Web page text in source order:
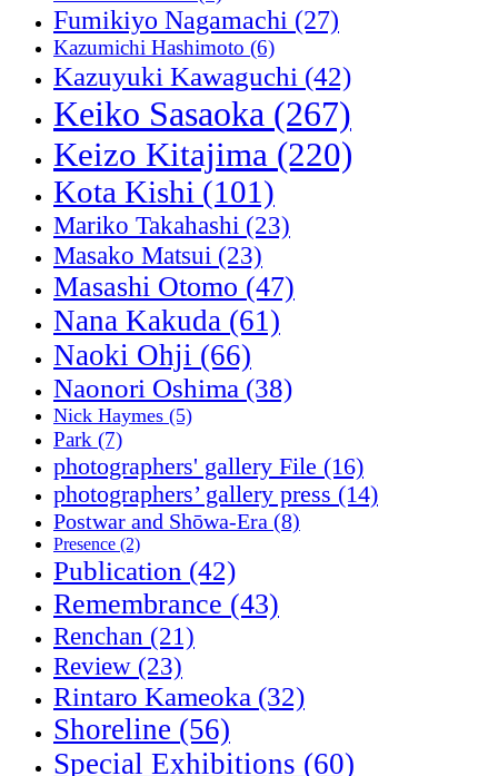
Fumikiyo Nagamachi (27)
Kazumichi Hashimoto (6)
Kazuyuki Kawaguchi (42)
Keiko Sasaoka (267)
Keizo Kitajima (220)
Kota Kishi (101)
Mariko Takahashi (23)
Masako Matsui (23)
Masashi Otomo (47)
Nana Kakuda (61)
Naoki Ohji (66)
Naonori Oshima (38)
Nick Haymes (5)
Park (7)
photographers' gallery File (16)
photographers’ gallery press (14)
Postwar and Shōwa-Era (8)
Presence (2)
Publication (42)
Remembrance (43)
Renchan (21)
Review (23)
Rintaro Kameoka (32)
Shoreline (56)
Special Exhibitions (60)